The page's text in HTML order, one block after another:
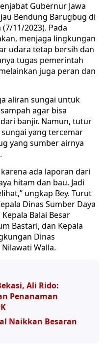
Gubernur Jawa
Bendung Barugbug di
11/2023). Pada
menjaga lingkungan
udara tetap bersih dan
tugas pemerintah
juga peran dan
aliran sungai untuk
agar bisa
banjir. Namun, tutur
yang tercemar
yang sumber airnya
ada laporan dari
hitam dan bau. Jadi
ungkap Bey. Turut
Dinas Sumber Daya
Balai Besar
Bastari, dan Kepala
Dinas
Walla.
Ali Rido:
Penanaman
Naikkan Besaran